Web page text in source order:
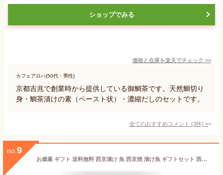
ショップでみる
価格と在庫を楽天でチェック >>
カフェアロハ(50代・男性)
京都吉兆で創業時から提供している御鯛茶です。天然鯛切り
身・鯛茶漬けの素（ペースト状）・濃縮だしのセットです。
全てのおすすめコメント (3件) >
no. 9
お歳暮 ギフト 送料無料 西京漬け 魚 西京焼 漬け魚 ギフトセット 西京味噌漬セット 銀だら 銀鮭 本さわら 金目鯛 銀さわら 5種類／各2パック・合計10パック 焼き魚 切り身 鱈 タラ 鮭 サケ 鰆 サワラ キンメダイ お惣菜 お取り寄せ グルメ 豊洲市場 父の日 お中元 お歳暮